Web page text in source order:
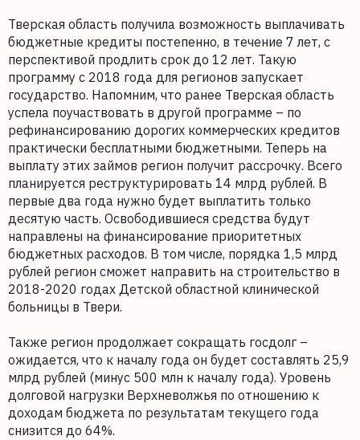
Тверская область получила возможность выплачивать
бюджетные кредиты постепенно, в течение 7 лет, с
перспективой продлить срок до 12 лет. Такую
программу с 2018 года для регионов запускает
государство. Напомним, что ранее Тверская область
успела поучаствовать в другой программе – по
рефинансированию дорогих коммерческих кредитов
практически бесплатными бюджетными. Теперь на
выплату этих займов регион получит рассрочку. Всего
планируется реструктурировать 14 млрд рублей. В
первые два года нужно будет выплатить только
десятую часть. Освободившиеся средства будут
направлены на финансирование приоритетных
бюджетных расходов. В том числе, порядка 1,5 млрд
рублей регион сможет направить на строительство в
2018-2020 годах Детской областной клинической
больницы в Твери.
Также регион продолжает сокращать госдолг –
ожидается, что к началу года он будет составлять 25,9
млрд рублей (минус 500 млн к началу года). Уровень
долговой нагрузки Верхневолжья по отношению к
доходам бюджета по результатам текущего года
снизится до 64%.